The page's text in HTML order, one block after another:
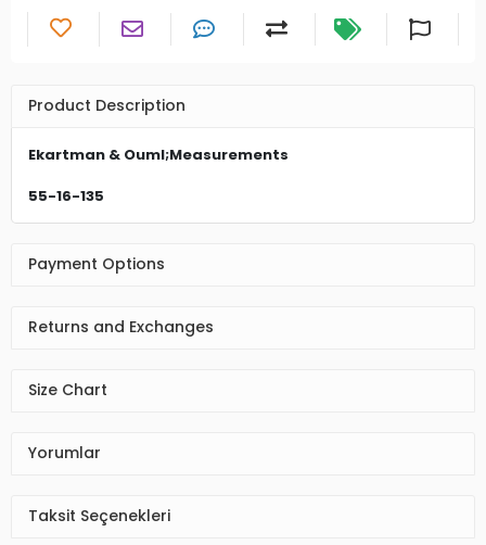
Product Description
Ekartman & Ouml;Measurements
55-16-135
Payment Options
Returns and Exchanges
Size Chart
Yorumlar
Taksit Seçenekleri